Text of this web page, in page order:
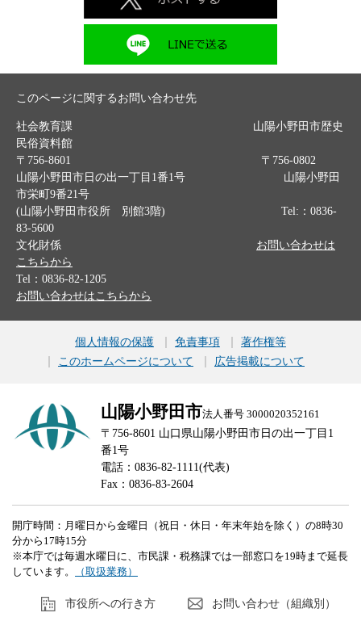
このページに関するお問い合わせ先
社会教育課 山陽小野田市歴史
民俗資料館
〒756-8601 〒756-0802
山陽小野田市日の出一丁目1番1号 山陽小野田
市栄町9番21号
(山陽小野田市役所 別館3階) Tel:：0836-
83-5600
文化財係 お問い合わせは
こちらから
Tel：0836-82-1205
お問い合わせはこちらから
個人情報の保護 免責事項
著作権等
このホームページについて
広告掲載について
山陽小野田市法人番号 3000020352161
〒756-8601 山口県山陽小野田市日の出一丁目1
番1号
電話：0836-82-1111(代表)
Fax：0836-83-2604
開庁時間：月曜日から金曜日（祝日・休日・年末年始を除く）の8時30
分から17時15分
※本庁では毎週水曜日に、市民課・税務課では一部窓口を19時まで延長
しています。
（取扱業務）
市役所への行き方 お問い合わせ（組織別）